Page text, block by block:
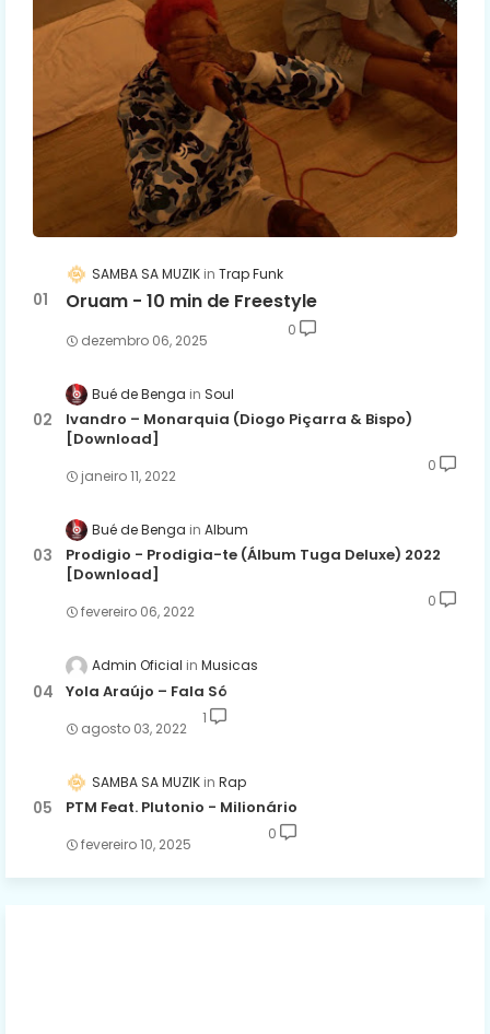
SAMBA SA MUZIK Trap Funk
Oruam - 10 min de Freestyle
dezembro 06, 2025
0
Bué de Benga Soul
Ivandro – Monarquia (Diogo Piçarra & Bispo)
[Download]
janeiro 11, 2022
0
Bué de Benga Album
Prodigio - Prodigia-te (Álbum Tuga Deluxe) 2022
[Download]
fevereiro 06, 2022
0
Admin Oficial Musicas
Yola Araújo – Fala Só
agosto 03, 2022
1
SAMBA SA MUZIK Rap
PTM Feat. Plutonio - Milionário
fevereiro 10, 2025
0